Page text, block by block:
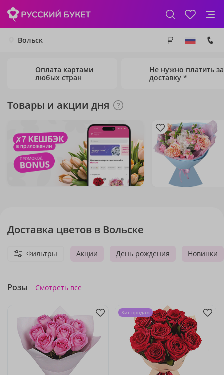
Вольск
Оплата картами
любых стран
Не нужно платить за
доставку *
Товары и акции дня
Доставка цветов в Вольске
Акции День рождения Новинки
Фильтры
Розы Смотреть все
Хит продаж